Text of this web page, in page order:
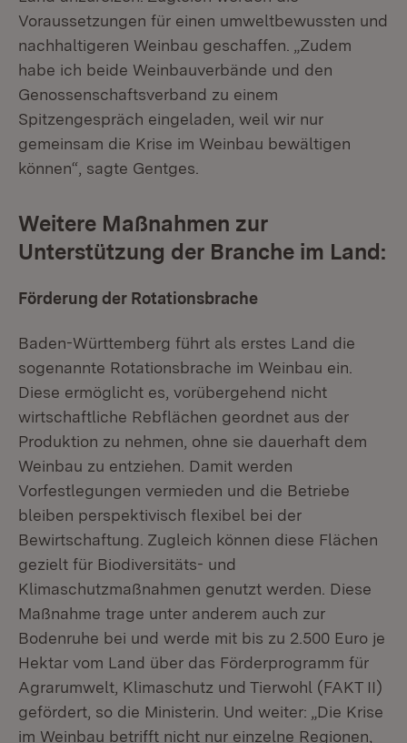
Voraussetzungen für einen umweltbewussten und
nachhaltigeren Weinbau geschaffen. „Zudem
habe ich beide Weinbauverbände und den
Genossenschaftsverband zu einem
Spitzengespräch eingeladen, weil wir nur
gemeinsam die Krise im Weinbau bewältigen
können“, sagte Gentges.
Weitere Maßnahmen zur
Unterstützung der Branche im Land:
Förderung der Rotationsbrache
Baden-Württemberg führt als erstes Land die
sogenannte Rotationsbrache im Weinbau ein.
Diese ermöglicht es, vorübergehend nicht
wirtschaftliche Rebflächen geordnet aus der
Produktion zu nehmen, ohne sie dauerhaft dem
Weinbau zu entziehen. Damit werden
Vorfestlegungen vermieden und die Betriebe
bleiben perspektivisch flexibel bei der
Bewirtschaftung. Zugleich können diese Flächen
gezielt für Biodiversitäts- und
Klimaschutzmaßnahmen genutzt werden. Diese
Maßnahme trage unter anderem auch zur
Bodenruhe bei und werde mit bis zu 2.500 Euro je
Hektar vom Land über das Förderprogramm für
Agrarumwelt, Klimaschutz und Tierwohl (FAKT II)
gefördert, so die Ministerin. Und weiter: „Die Krise
im Weinbau betrifft nicht nur einzelne Regionen,